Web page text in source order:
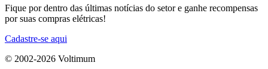
Fique por dentro das últimas notícias do setor e ganhe recompensas
por suas compras elétricas!
Cadastre-se aqui
© 2002-2026 Voltimum